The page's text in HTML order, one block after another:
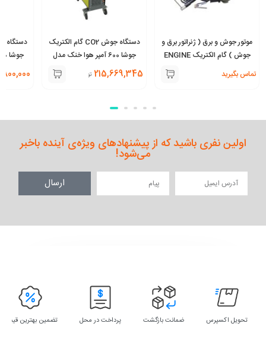
موتور جوش و برق ( ژنراتور برق و
جوش ) گام الکتریک ENGINE
WELDER 180 PROتماس بگیرید
دستگاه جوش CO2 گام الکتریک
جوشا 600 آمپر هوا خنک مدل
Multi MIG 2011
215,669,345 تومان
اولین نفری باشید که از پیشنهادهای ویژه‌ی آینده باخبر
می‌شود!
ارسال
تحویل اکسپرس ضمانت بازگشت پرداخت در محل تضمین بهترین قیمت